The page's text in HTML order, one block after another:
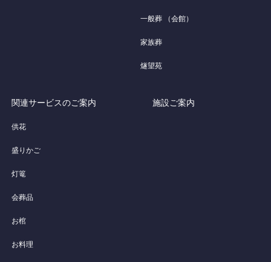
一般葬 （会館）
家族葬
燧望苑
関連サービスのご案内
供花
盛りかご
灯篭
会葬品
お棺
お料理
施設ご案内